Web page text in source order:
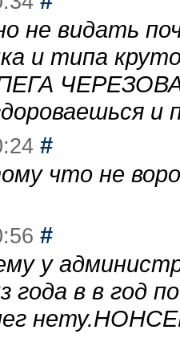
не видать
и типа
#
что не
#
у
года в в год